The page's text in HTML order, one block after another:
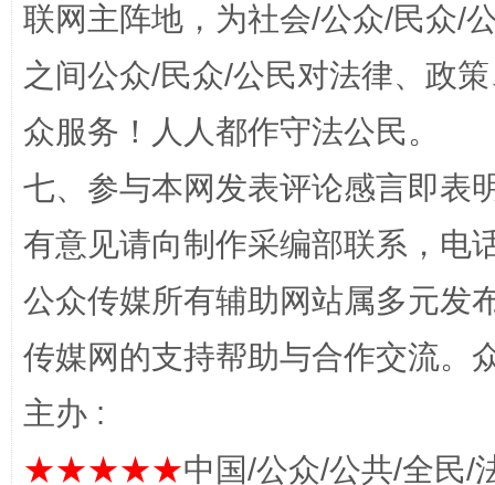
这是一记警钟！ 谢
联网主阵地，为社会/公众/民众/
之间公众/民众/公民对法律、政
众服务！人人都作守法公民。
七、参与本网发表评论感言即表
有意见请向制作采编部联系，电
公众传媒所有辅助网站属多元发
传媒网的支持帮助与合作交流。
主办 :
★★★★★中国/公众/公共/全民/